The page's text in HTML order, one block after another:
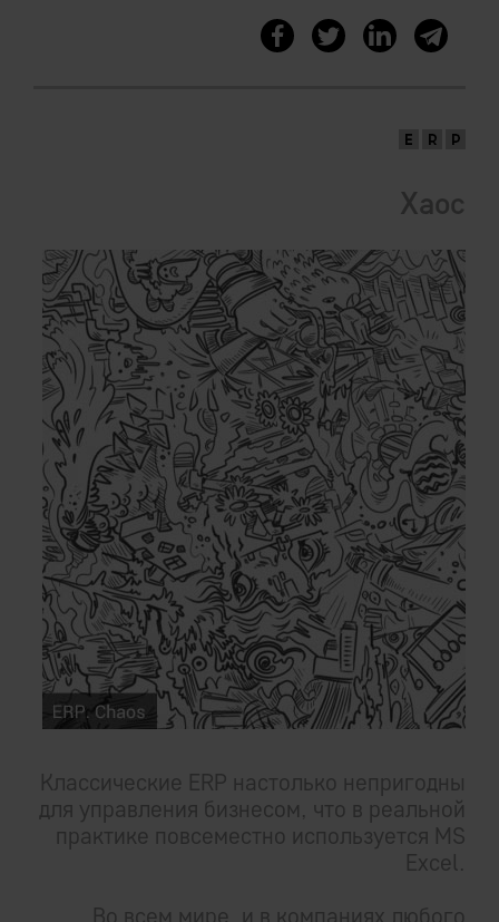
Хаос
Классические ERP настолько непригодны
для управления бизнесом, что в реальной
практике повсеместно используется MS
Excel.
Во всем мире, и в компаниях любого